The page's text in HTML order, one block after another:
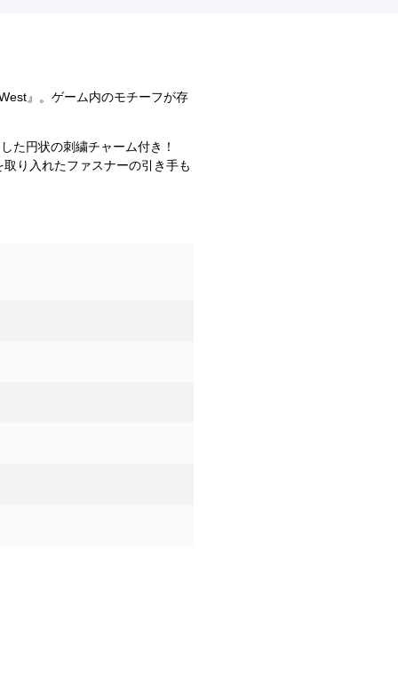
』。ゲーム内のモチーフが存
た円状の刺繍チャーム付き！
り入れたファスナーの引き手も